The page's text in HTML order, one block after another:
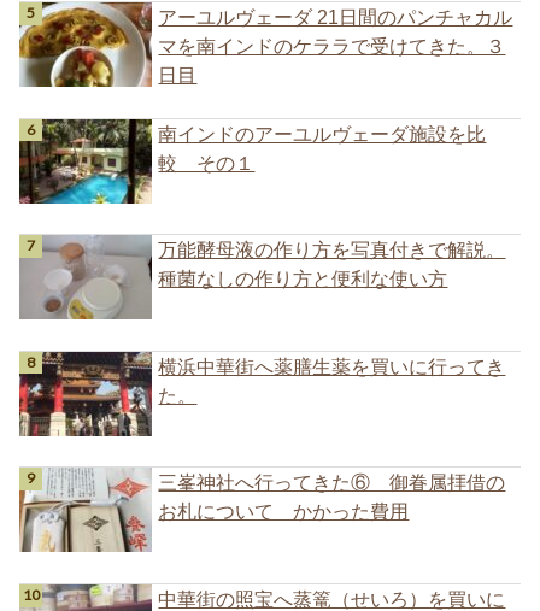
アーユルヴェーダ 21日間のパンチャカル
マを南インドのケララで受けてきた。３
日目
南インドのアーユルヴェーダ施設を比
較 その１
万能酵母液の作り方を写真付きで解説。
種菌なしの作り方と便利な使い方
横浜中華街へ薬膳生薬を買いに行ってき
た。
三峯神社へ行ってきた⑥ 御眷属拝借の
お札について かかった費用
中華街の照宝へ蒸篭（せいろ）を買いに